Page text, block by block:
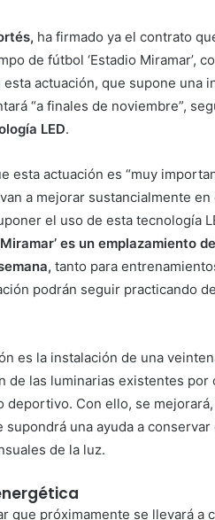
ha firmado ya el contrato
de fútbol ‘Estadio Miramar’,
esta actuación, que supone
“a finales de noviembre”,
LED.
esta actuación es “muy
a mejorar sustancialmente
el uso de esta tecnología
Miramar’ es un emplazamiento
tanto para
podrán seguir practicando
es la instalación de una
de las luminarias existentes
Con ello, se mejorará,
supondrá una ayuda a
de la luz.
que próximamente se llevará